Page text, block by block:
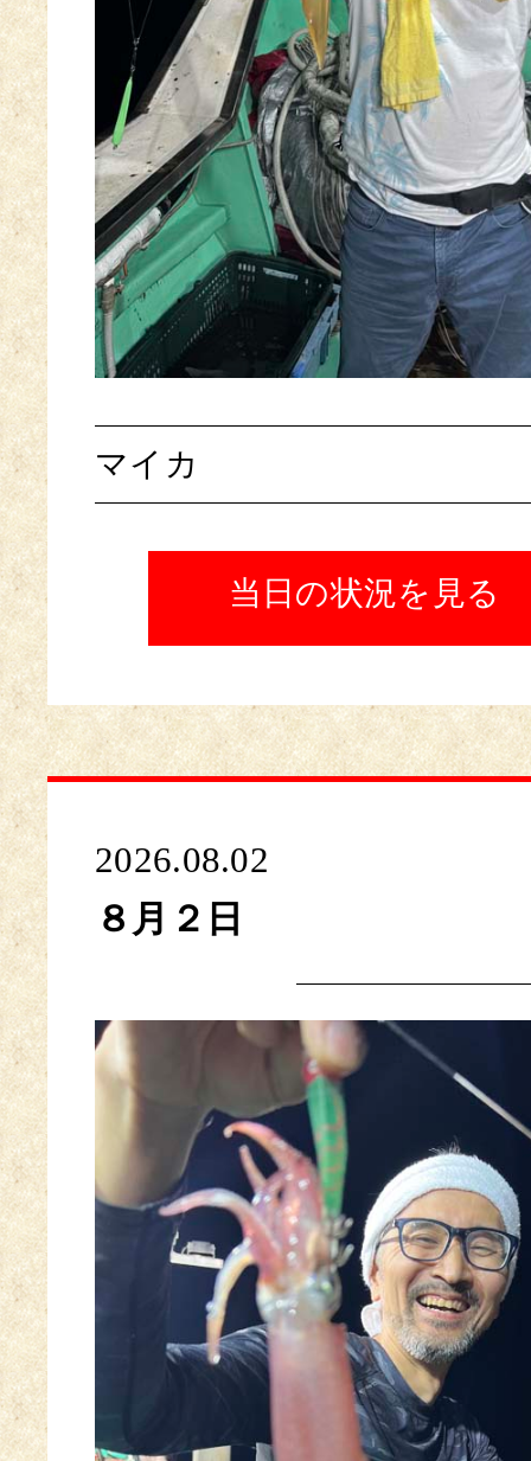
マイカ
当日の状況を見る
2026.08.02
８月２日